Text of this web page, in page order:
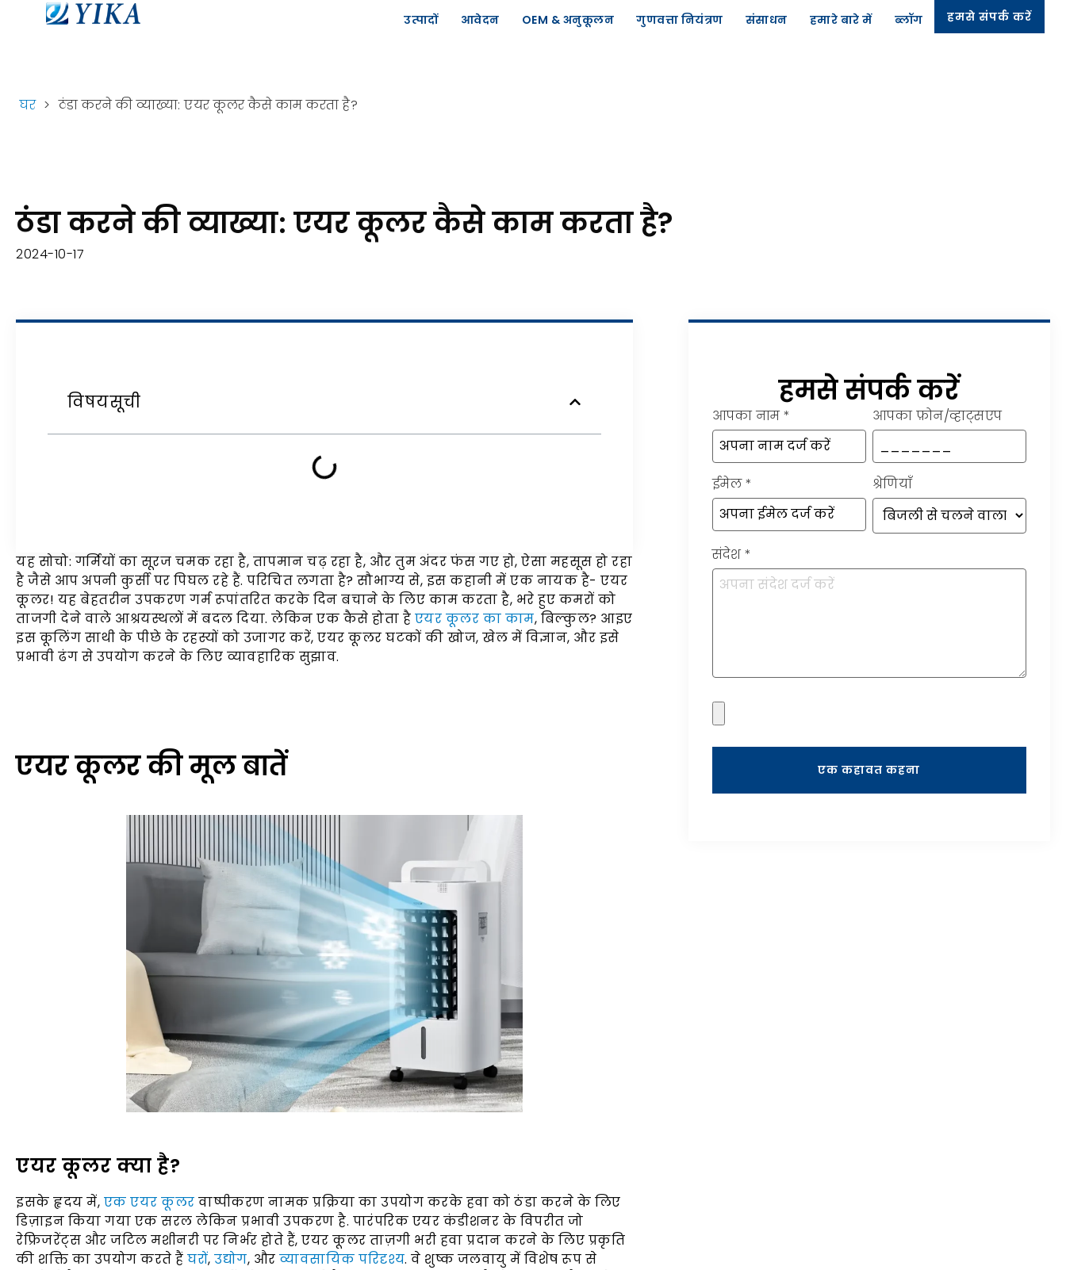
उत्पादों आवेदन OEM & अनुकूलन गुणवत्ता नियंत्रण संसाधन हमारे बारे में ब्लॉग हमसे संपर्क करें
घर > ठंडा करने की व्याख्या: एयर कूलर कैसे काम करता है?
ठंडा करने की व्याख्या: एयर कूलर कैसे काम करता है?
2024-10-17
विषयसूची
यह सोचो: गर्मियों का सूरज चमक रहा है, तापमान चढ़ रहा है, और तुम अंदर फंस गए हो, ऐसा महसूस हो रहा
है जैसे आप अपनी कुर्सी पर पिघल रहे हैं. परिचित लगता है? सौभाग्य से, इस कहानी में एक नायक है- एयर
कूलर! यह बेहतरीन उपकरण गर्म रूपांतरित करके दिन बचाने के लिए काम करता है, भरे हुए कमरों को
ताजगी देने वाले आश्रयस्थलों में बदल दिया. लेकिन एक कैसे होता है एयर कूलर का काम, बिल्कुल? आइए
इस कूलिंग साथी के पीछे के रहस्यों को उजागर करें, एयर कूलर घटकों की खोज, खेल में विज्ञान, और इसे
प्रभावी ढंग से उपयोग करने के लिए व्यावहारिक सुझाव.
एयर कूलर की मूल बातें
एयर कूलर क्या है?
इसके हृदय में, एक एयर कूलर वाष्पीकरण नामक प्रक्रिया का उपयोग करके हवा को ठंडा करने के लिए
डिज़ाइन किया गया एक सरल लेकिन प्रभावी उपकरण है. पारंपरिक एयर कंडीशनर के विपरीत जो
रेफ्रिजरेंट्स और जटिल मशीनरी पर निर्भर होते हैं, एयर कूलर ताज़गी भरी हवा प्रदान करने के लिए प्रकृति
की शक्ति का उपयोग करते हैं घरों, उद्योग, और व्यावसायिक परिदृश्य. वे शुष्क जलवायु में विशेष रूप से
हमसे संपर्क करें
आपका नाम* आपका फ़ोन/व्हाट्सएप
ईमेल * श्रेणियाँ
संदेश *
एक कहावत कहना